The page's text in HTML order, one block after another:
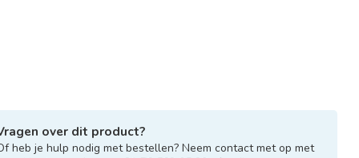
over dit product?
heb je hulp nodig met bestellen? Neem contact met op met